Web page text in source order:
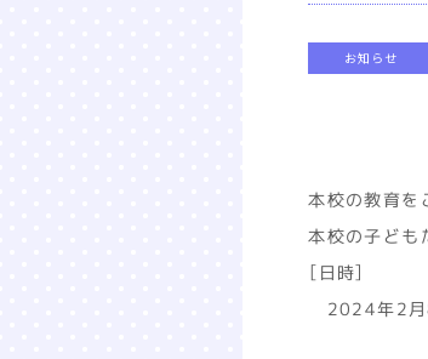
お知らせ
本校の教育を
本校の子ども
［日時］
2024年2月